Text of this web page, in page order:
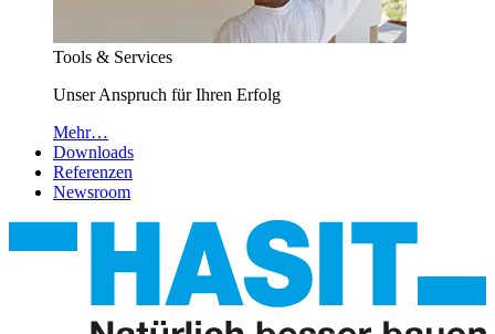
Tools & Services
Unser Anspruch für Ihren Erfolg
Mehr…
Downloads
Referenzen
Newsroom